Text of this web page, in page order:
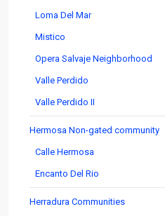
Loma Del Mar
Mistico
Opera Salvaje Neighborhood
Valle Perdido
Valle Perdido II
Hermosa Non-gated community
Calle Hermosa
Encanto Del Rio
Herradura Communities